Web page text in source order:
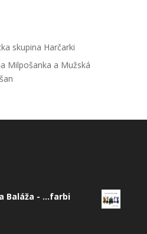
skupina Harčarki
Milpošanka a Mužská
Baláža - ...farbi